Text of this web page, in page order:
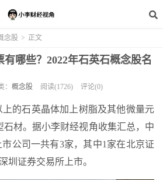
念股 > 正文
哪些？2022年石英石概念股名
： 概念股 阅读(1726) 评论(0)
上的石英晶体加上树脂及其他微量元
石材。据小李财经视角收集汇总，中
公司一共有3家，其中1家在北京证
圳证券交易所上市。